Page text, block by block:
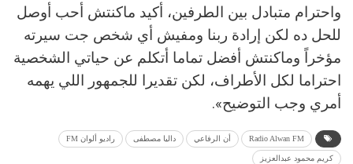
واحترام متبادل بين الطرفين، أكيد ماكنتش أحب أوصل
للحل ده لكن إرادة ربنا ومفيش أي شخص جت سيرته
مؤخراً وماكنتش أفضل تماما أتكلم عن حياتي الشخصية
احتراما لكل الأطراف، لكن تقديرا للجمهور اللي يهمه
أمري وجب التوضيح».
Radio Alwan FM أن الرفاعي داليا مصطفى راديو ألوان FM
كريم محمود عبدالعزيز